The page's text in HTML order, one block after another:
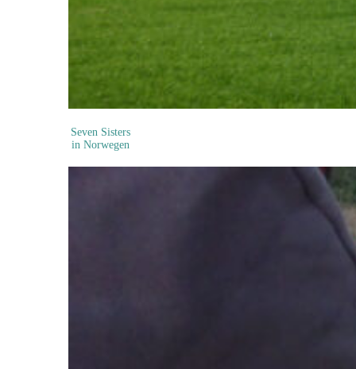
Seven Sisters
in Norwegen